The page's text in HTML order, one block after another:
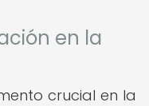
en la
crucial en la